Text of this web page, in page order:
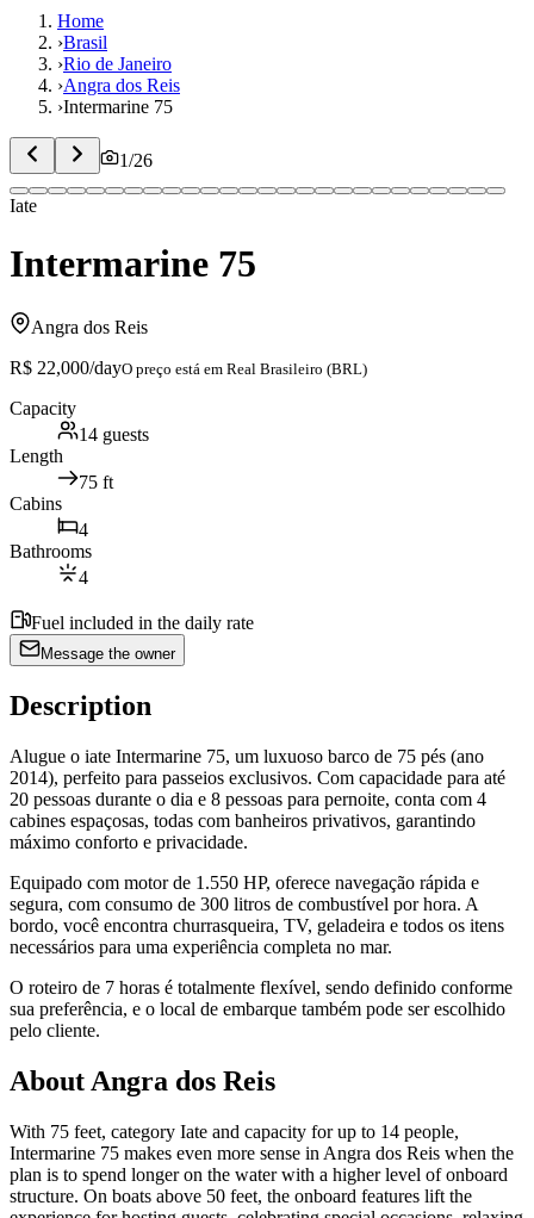
Home
›Brasil
›Rio de Janeiro
›Angra dos Reis
›Intermarine 75
1/26
Iate
Intermarine 75
Angra dos Reis
R$ 22,000/dayO preço está em Real Brasileiro (BRL)
Capacity
14 guests
Length
75 ft
Cabins
4
Bathrooms
4
Fuel included in the daily rate
Message the owner
Description
Alugue o iate Intermarine 75, um luxuoso barco de 75 pés (ano
2014), perfeito para passeios exclusivos. Com capacidade para até
20 pessoas durante o dia e 8 pessoas para pernoite, conta com 4
cabines espaçosas, todas com banheiros privativos, garantindo
máximo conforto e privacidade.
Equipado com motor de 1.550 HP, oferece navegação rápida e
segura, com consumo de 300 litros de combustível por hora. A
bordo, você encontra churrasqueira, TV, geladeira e todos os itens
necessários para uma experiência completa no mar.
O roteiro de 7 horas é totalmente flexível, sendo definido conforme
sua preferência, e o local de embarque também pode ser escolhido
pelo cliente.
About Angra dos Reis
With 75 feet, category Iate and capacity for up to 14 people,
Intermarine 75 makes even more sense in Angra dos Reis when the
plan is to spend longer on the water with a higher level of onboard
structure. On boats above 50 feet, the onboard features lift the